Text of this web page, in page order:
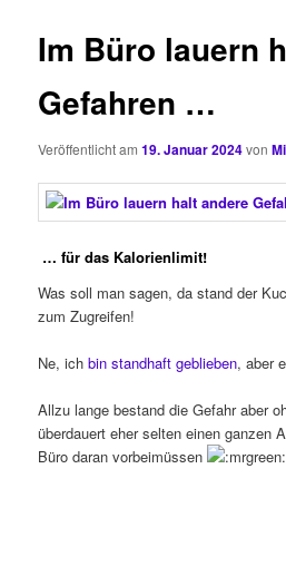
Im Büro lauern
Gefahren …
Veröffentlicht am19. Januar 2024von
… für das Kalorienlimit!
Was soll man sagen, da stand der
zum Zugreifen!
Ne, ichbin standhaft geblieben, aber
Allzu lange bestand die Gefahr aber
überdauert eher selten einen ganzen
Büro daran vorbeimüssen